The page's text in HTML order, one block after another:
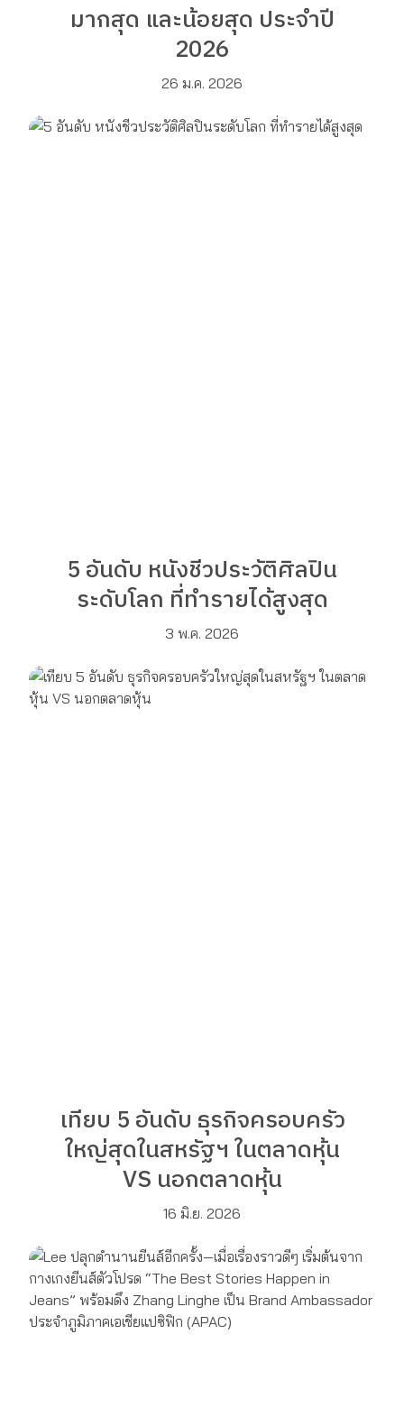
มากสุด และน้อยสุด ประจำปี
2026
26 ม.ค. 2026
5 อันดับ หนังชีวประวัติศิลปิน
ระดับโลก ที่ทำรายได้สูงสุด
3 พ.ค. 2026
เทียบ 5 อันดับ ธุรกิจครอบครัว
ใหญ่สุดในสหรัฐฯ ในตลาดหุ้น
VS นอกตลาดหุ้น
16 มิ.ย. 2026